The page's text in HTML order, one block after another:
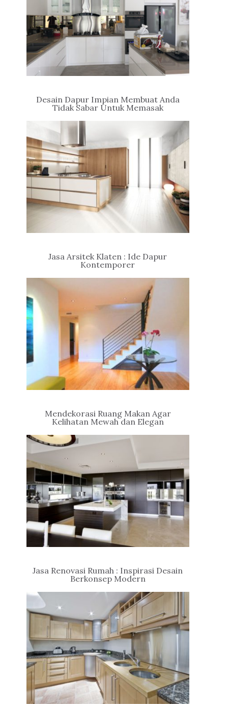
Desain Dapur Impian Membuat Anda
Tidak Sabar Untuk Memasak
Jasa Arsitek Klaten : Ide Dapur
Kontemporer
Mendekorasi Ruang Makan Agar
Kelihatan Mewah dan Elegan
Jasa Renovasi Rumah : Inspirasi Desain
Berkonsep Modern